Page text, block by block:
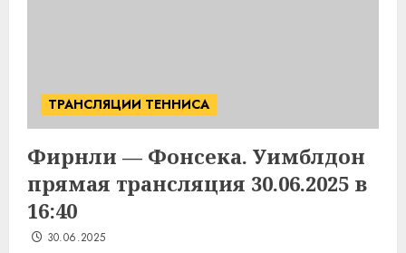
ТРАНСЛЯЦИИ ТЕННИСА
Фирнли — Фонсека. Уимблдон
прямая трансляция 30.06.2025 в
16:40
30.06.2025